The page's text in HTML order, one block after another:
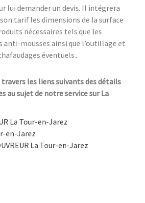
lui demander un devis. Il intégrera
tarif les dimensions de la surface
nécessaires tels que les
anti-mousses ainsi que l’outillage et
éventuels..
les liens suivants des détails
au sujet de notre service sur La
La Tour-en-Jarez
en-Jarez
La Tour-en-Jarez